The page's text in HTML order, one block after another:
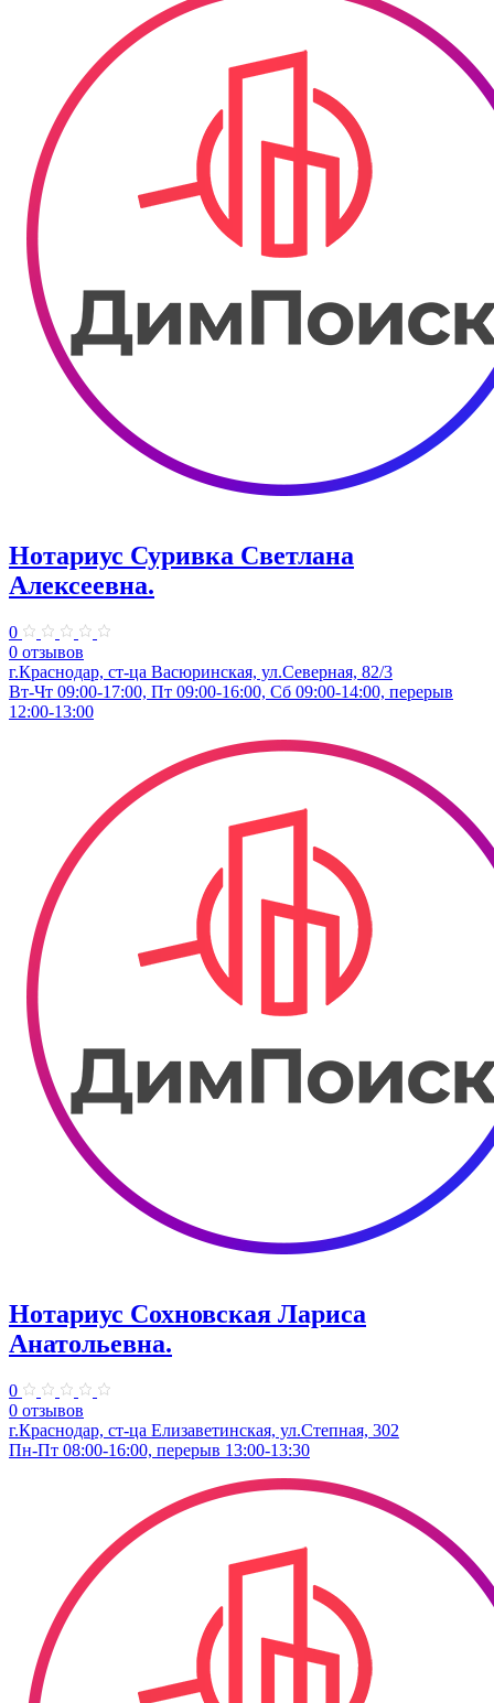
Нотариус Суривка Светлана
Алексеевна.
0
0 отзывов
г.Краснодар, ст-ца Васюринская, ул.Северная, 82/3
Вт-Чт 09:00-17:00, Пт 09:00-16:00, Сб 09:00-14:00, перерыв
12:00-13:00
Нотариус Сохновская Лариса
Анатольевна.
0
0 отзывов
г.Краснодар, ст-ца Елизаветинская, ул.Степная, 302
Пн-Пт 08:00-16:00, перерыв 13:00-13:30